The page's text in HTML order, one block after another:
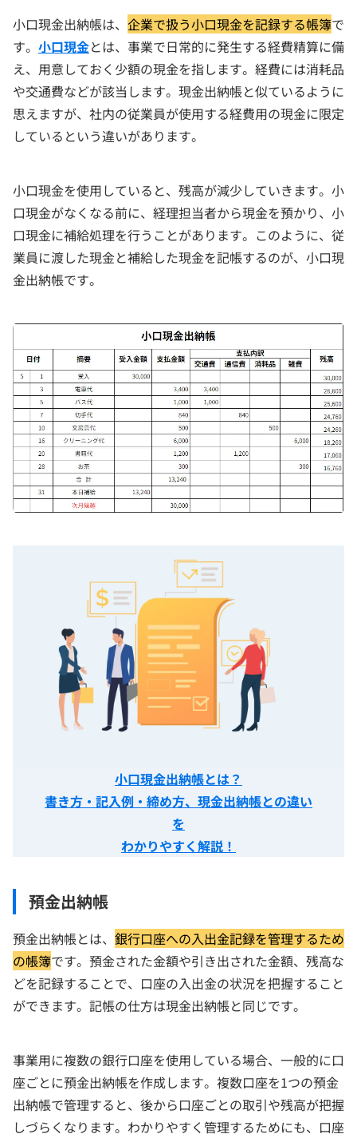
小口現金出納帳は、 企業で扱う小口現金を記録する帳簿で
す。 小口現金とは、事業で日常的に発生する経費精算に備
え、用意しておく少額の現金を指します。経費には消耗品
や交通費などが該当します。現金出納帳と似ているように
思えますが、社内の従業員が使用する経費用の現金に限定
しているという違いがあります。
小口現金を使用していると、残高が減少していきます。小
口現金がなくなる前に、経理担当者から現金を預かり、小
口現金に補給処理を行うことがあります。このように、従
業員に渡した現金と補給した現金を記帳するのが、小口現
金出納帳です。
小口現金出納帳とは？
書き方・記入例・締め方、現金出納帳との違い
を
わかりやすく解説！
預金出納帳
預金出納帳とは、 銀行口座への入出金記録を管理するため
の帳簿です。預金された金額や引き出された金額、残高な
どを記録することで、口座の入出金の状況を把握すること
ができます。記帳の仕方は現金出納帳と同じです。
事業用に複数の銀行口座を使用している場合、一般的に口
座ごとに預金出納帳を作成します。複数口座を1つの預金
出納帳で管理すると、後から口座ごとの取引や残高が把握
しづらくなります。わかりやすく管理するためにも、口座